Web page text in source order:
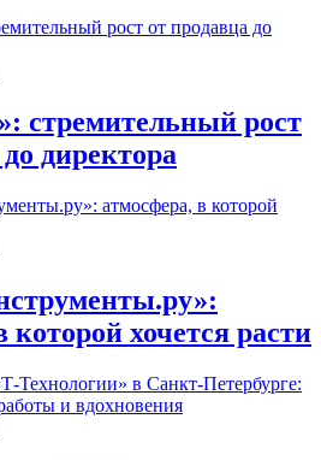
стремительный рост
директора
которой хочется расти